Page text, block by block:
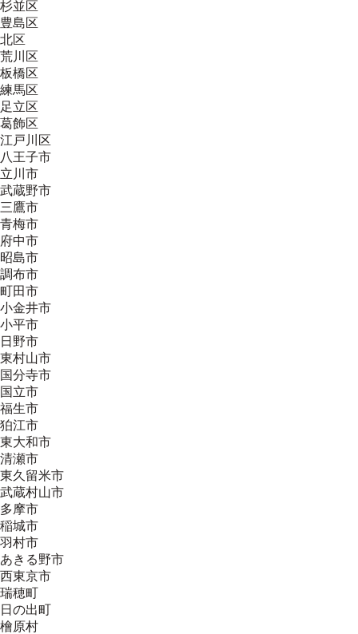
杉並区
豊島区
北区
荒川区
板橋区
練馬区
足立区
葛飾区
江戸川区
八王子市
立川市
武蔵野市
三鷹市
青梅市
府中市
昭島市
調布市
町田市
小金井市
小平市
日野市
東村山市
国分寺市
国立市
福生市
狛江市
東大和市
清瀬市
東久留米市
武蔵村山市
多摩市
稲城市
羽村市
あきる野市
西東京市
瑞穂町
日の出町
檜原村